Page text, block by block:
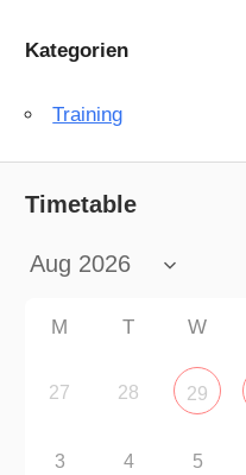
Kategorien
Training
Timetable
M T W
27 28 29
3 4 5